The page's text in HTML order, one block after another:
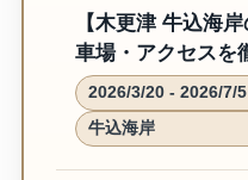
2026/3/20 - 2026/7/5
【木更津 牛込海
車場・アクセスを
2026/3/20 - 2026/7/5